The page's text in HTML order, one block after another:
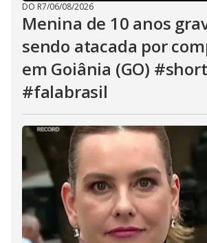
DO R7/06/08/2026
Menina de 10 anos
sendo atacada por
em Goiânia (GO)
#falabrasil